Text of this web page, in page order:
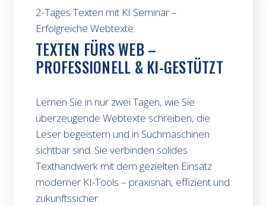
2-Tages Texten mit KI Seminar –
Erfolgreiche Webtexte:
TEXTEN FÜRS WEB –
PROFESSIONELL & KI-GESTÜTZT
Lernen Sie in nur zwei Tagen, wie Sie
überzeugende Webtexte schreiben, die
Leser begeistern und in Suchmaschinen
sichtbar sind. Sie verbinden solides
Texthandwerk mit dem gezielten Einsatz
moderner KI-Tools – praxisnah, effizient und
zukunftssicher.